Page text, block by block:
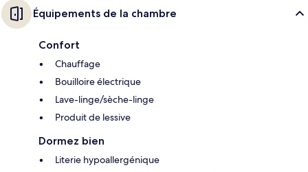
Équipements de la chambre
Confort
Chauffage
Bouilloire électrique
Lave-linge/sèche-linge
Produit de lessive
Dormez bien
Literie hypoallergénique